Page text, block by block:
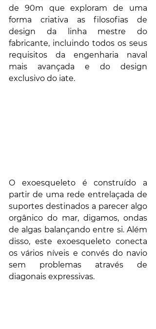
de 90m que exploram de uma
forma criativa as filosofias de
design da linha mestre do
fabricante, incluindo todos os seus
requisitos da engenharia naval
mais avançada e do design
exclusivo do iate.
O exoesqueleto é construído a
partir de uma rede entrelaçada de
suportes destinados a parecer algo
orgânico do mar, digamos, ondas
de algas balançando entre si. Além
disso, este exoesqueleto conecta
os vários níveis e convés do navio
sem problemas através de
diagonais expressivas.